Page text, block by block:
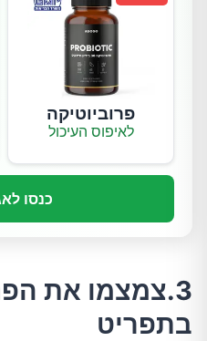
פרוביוטיקה
לאיפוס העיכול
כנסו
3.צמצמו את
בתפריט